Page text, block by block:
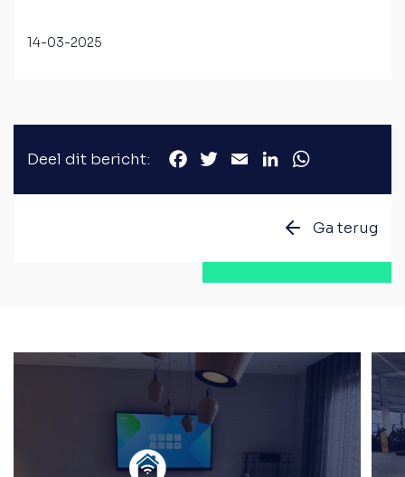
14-03-2025
Deel dit bericht:
Facebook
TwitterEmailLinkedInWhatsApp
Ga terug